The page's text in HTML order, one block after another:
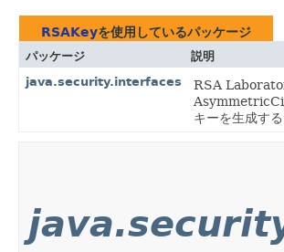
RSAKeyを使用しているパッケージ
パッケージ
説明
java.security.interfaces
RSA
キーを生成す